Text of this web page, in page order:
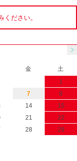
ください。
金
土
1
7
8
14
15
21
22
28
29